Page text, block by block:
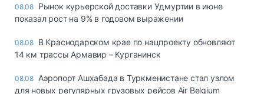
08.08 Рынок курьерской доставки Удмуртии в июне
показал рост на 9% в годовом выражении
08.08 В Краснодарском крае по нацпроекту обновляют
14 км трассы Армавир – Курганинск
08.08 Аэропорт Ашхабада в Туркменистане стал узлом
для новых регулярных грузовых рейсов Air Belgium